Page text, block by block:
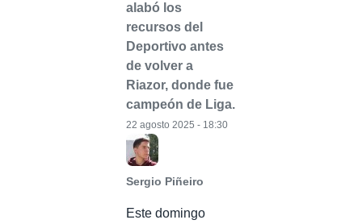
alabó los
recursos del
Deportivo antes
de volver a
Riazor, donde fue
campeón de Liga.
Sergio Piñeiro
22 agosto 2025 - 18:30
Este domingo